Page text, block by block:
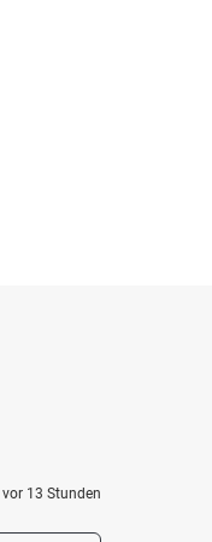
vor 13 Stunden